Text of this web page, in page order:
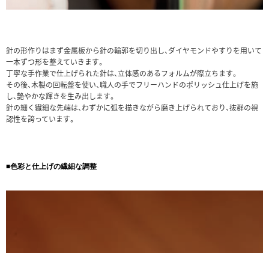
針の形作りはまず金属板から針の輪郭を切り出し、ダイヤモンドやすりを用いて
一本ずつ形を整えていきます。
丁寧な手作業で仕上げられた針は、立体感のあるフォルムが際立ちます。
その後、木製の回転盤を使い、職人の手でフリーハンドのポリッシュ仕上げを施
し、艶やかな輝きを生み出します。
針の細く繊細な先端は、わずかに弧を描きながら磨き上げられており、抜群の視
認性を誇っています。
■色彩と仕上げの繊細な調整